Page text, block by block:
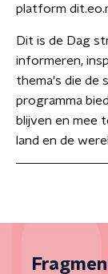
platform
Dit is de Dag
informeren,
thema's die de
programma
blijven en mee
land en de